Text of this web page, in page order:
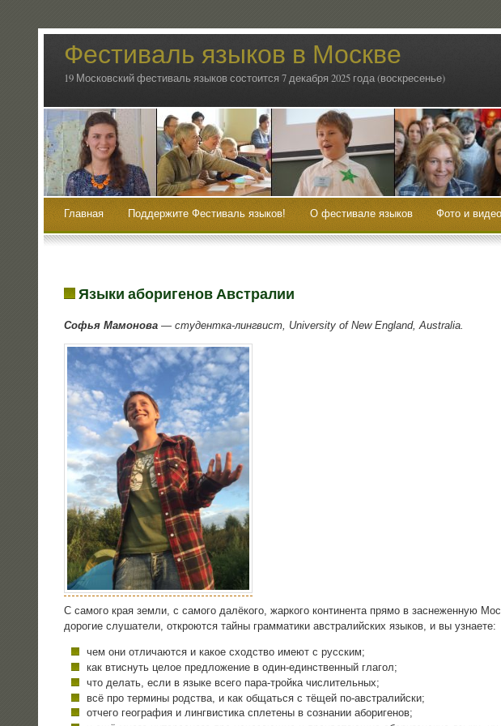
Фестиваль языков в Москве
19 Московский фестиваль языков состоится 7 декабря 2025 года (воскресенье)
Главная Поддержите Фестиваль языков! О фестивале языков Фото и видео
Языки аборигенов Австралии
Софья Мамо­но­ва — сту­дент­ка-линг­вист, University of New England, Australia.
С само­го края зем­ли, с само­го далё­ко­го, жар­ко­го кон­ти­нен­та пря­мо в засне­жен­ную
доро­гие слу­ша­те­ли, откро­ют­ся тай­ны грам­ма­ти­ки австра­лий­ских язы­ков, и вы узнаете:
чем они отли­ча­ют­ся и какое сход­ство име­ют с русским;
как втис­нуть целое пред­ло­же­ние в один-един­ствен­ный глагол;
что делать, если в язы­ке все­го пара-трой­ка числительных;
всё про тер­ми­ны род­ства, и как общать­ся с тёщей по-австралийски;
отче­го гео­гра­фия и линг­ви­сти­ка спле­те­ны в созна­нии аборигенов;